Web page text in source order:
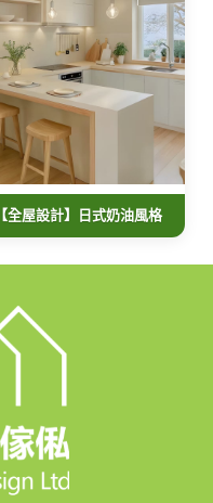
【全屋設計】日式奶油風格